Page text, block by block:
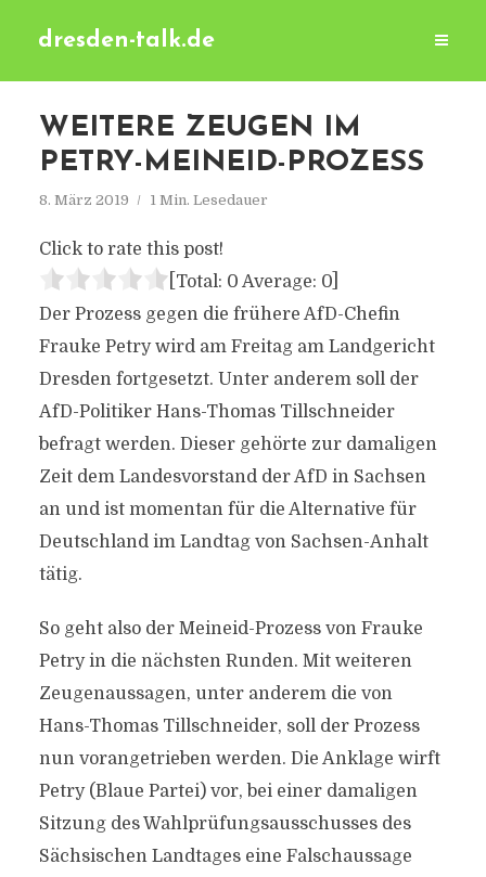
dresden-talk.de
WEITERE ZEUGEN IM
PETRY-MEINEID-PROZESS
8. März 2019 1 Min. Lesedauer
Click to rate this post!
[Total: 0 Average: 0]
Der Prozess gegen die frühere AfD-Chefin
Frauke Petry wird am Freitag am Landgericht
Dresden fortgesetzt. Unter anderem soll der
AfD-Politiker Hans-Thomas Tillschneider
befragt werden. Dieser gehörte zur damaligen
Zeit dem Landesvorstand der AfD in Sachsen
an und ist momentan für die Alternative für
Deutschland im Landtag von Sachsen-Anhalt
tätig.
So geht also der Meineid-Prozess von Frauke
Petry in die nächsten Runden. Mit weiteren
Zeugenaussagen, unter anderem die von
Hans-Thomas Tillschneider, soll der Prozess
nun vorangetrieben werden. Die Anklage wirft
Petry (Blaue Partei) vor, bei einer damaligen
Sitzung des Wahlprüfungsausschusses des
Sächsischen Landtages eine Falschaussage